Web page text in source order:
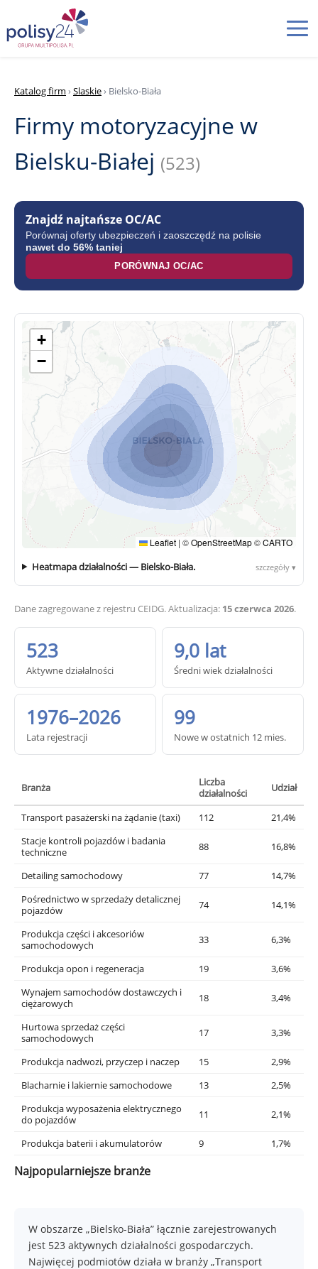
Katalog firm ›Slaskie› Bielsko-Biała
Firmy motoryzacyjne w
Bielsku-Białej (523)
Znajdź najtańsze OC/AC
Porównaj oferty ubezpieczeń i zaoszczędź na polisie
nawet do 56% taniej
PORÓWNAJ OC/AC
+
−
Leaflet | ©OpenStreetMap©CARTO
Heatmapa działalności — Bielsko-Biała. szczegóły ▾
Dane zagregowane z rejestru CEIDG. Aktualizacja: 15 czerwca 2026.
523
Aktywne działalności
9,0 lat
Średni wiek działalności
1976–2026
Lata rejestracji
99
Nowe w ostatnich 12 mies.
Najpopularniejsze branże
Branża
Liczba
działalności
Udział
Transport pasażerski na żądanie (taxi) 112
21,4%
Stacje kontroli pojazdów i badania
techniczne
88 16,8%
Detailing samochodowy 77
14,7%
Pośrednictwo w sprzedaży detalicznej
pojazdów
74 14,1%
Produkcja części i akcesoriów
samochodowych
33 6,3%
Produkcja opon i regeneracja 19
3,6%
Wynajem samochodów dostawczych i
ciężarowych
18 3,4%
Hurtowa sprzedaż części
samochodowych
17 3,3%
Produkcja nadwozi, przyczep i naczep 15
2,9%
Blacharnie i lakiernie samochodowe
13
2,5%
Produkcja wyposażenia elektrycznego
do pojazdów
11 2,1%
Produkcja baterii i akumulatorów 9 1,7%
W obszarze „Bielsko-Biała” łącznie zarejestrowanych
jest 523 aktywnych działalności gospodarczych.
Najwięcej podmiotów działa w branży „Transport